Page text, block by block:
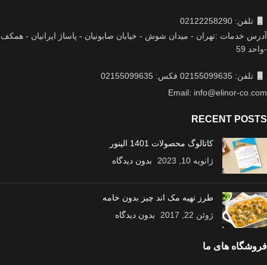
تلفن: 02122258290
آدرس خدمات :تهران - میدان شوش - خیابان صابونیان - پاساژ ایرانیان - همکف
-واحد 59
تلفن: 02155099635 فکس: 02155099635
Email: info@elinor-co.com
RECENT POSTS
کاتالوگ محصولات 1401 الینور
ژانویه 10, 2023
بدون دیدگاه
طرز تهیه مک اند چیز بدون خامه
ژوئن 22, 2017
بدون دیدگاه
فروشگاه های ما